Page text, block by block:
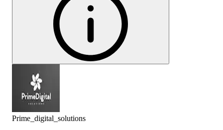
Prime_digital_solutions